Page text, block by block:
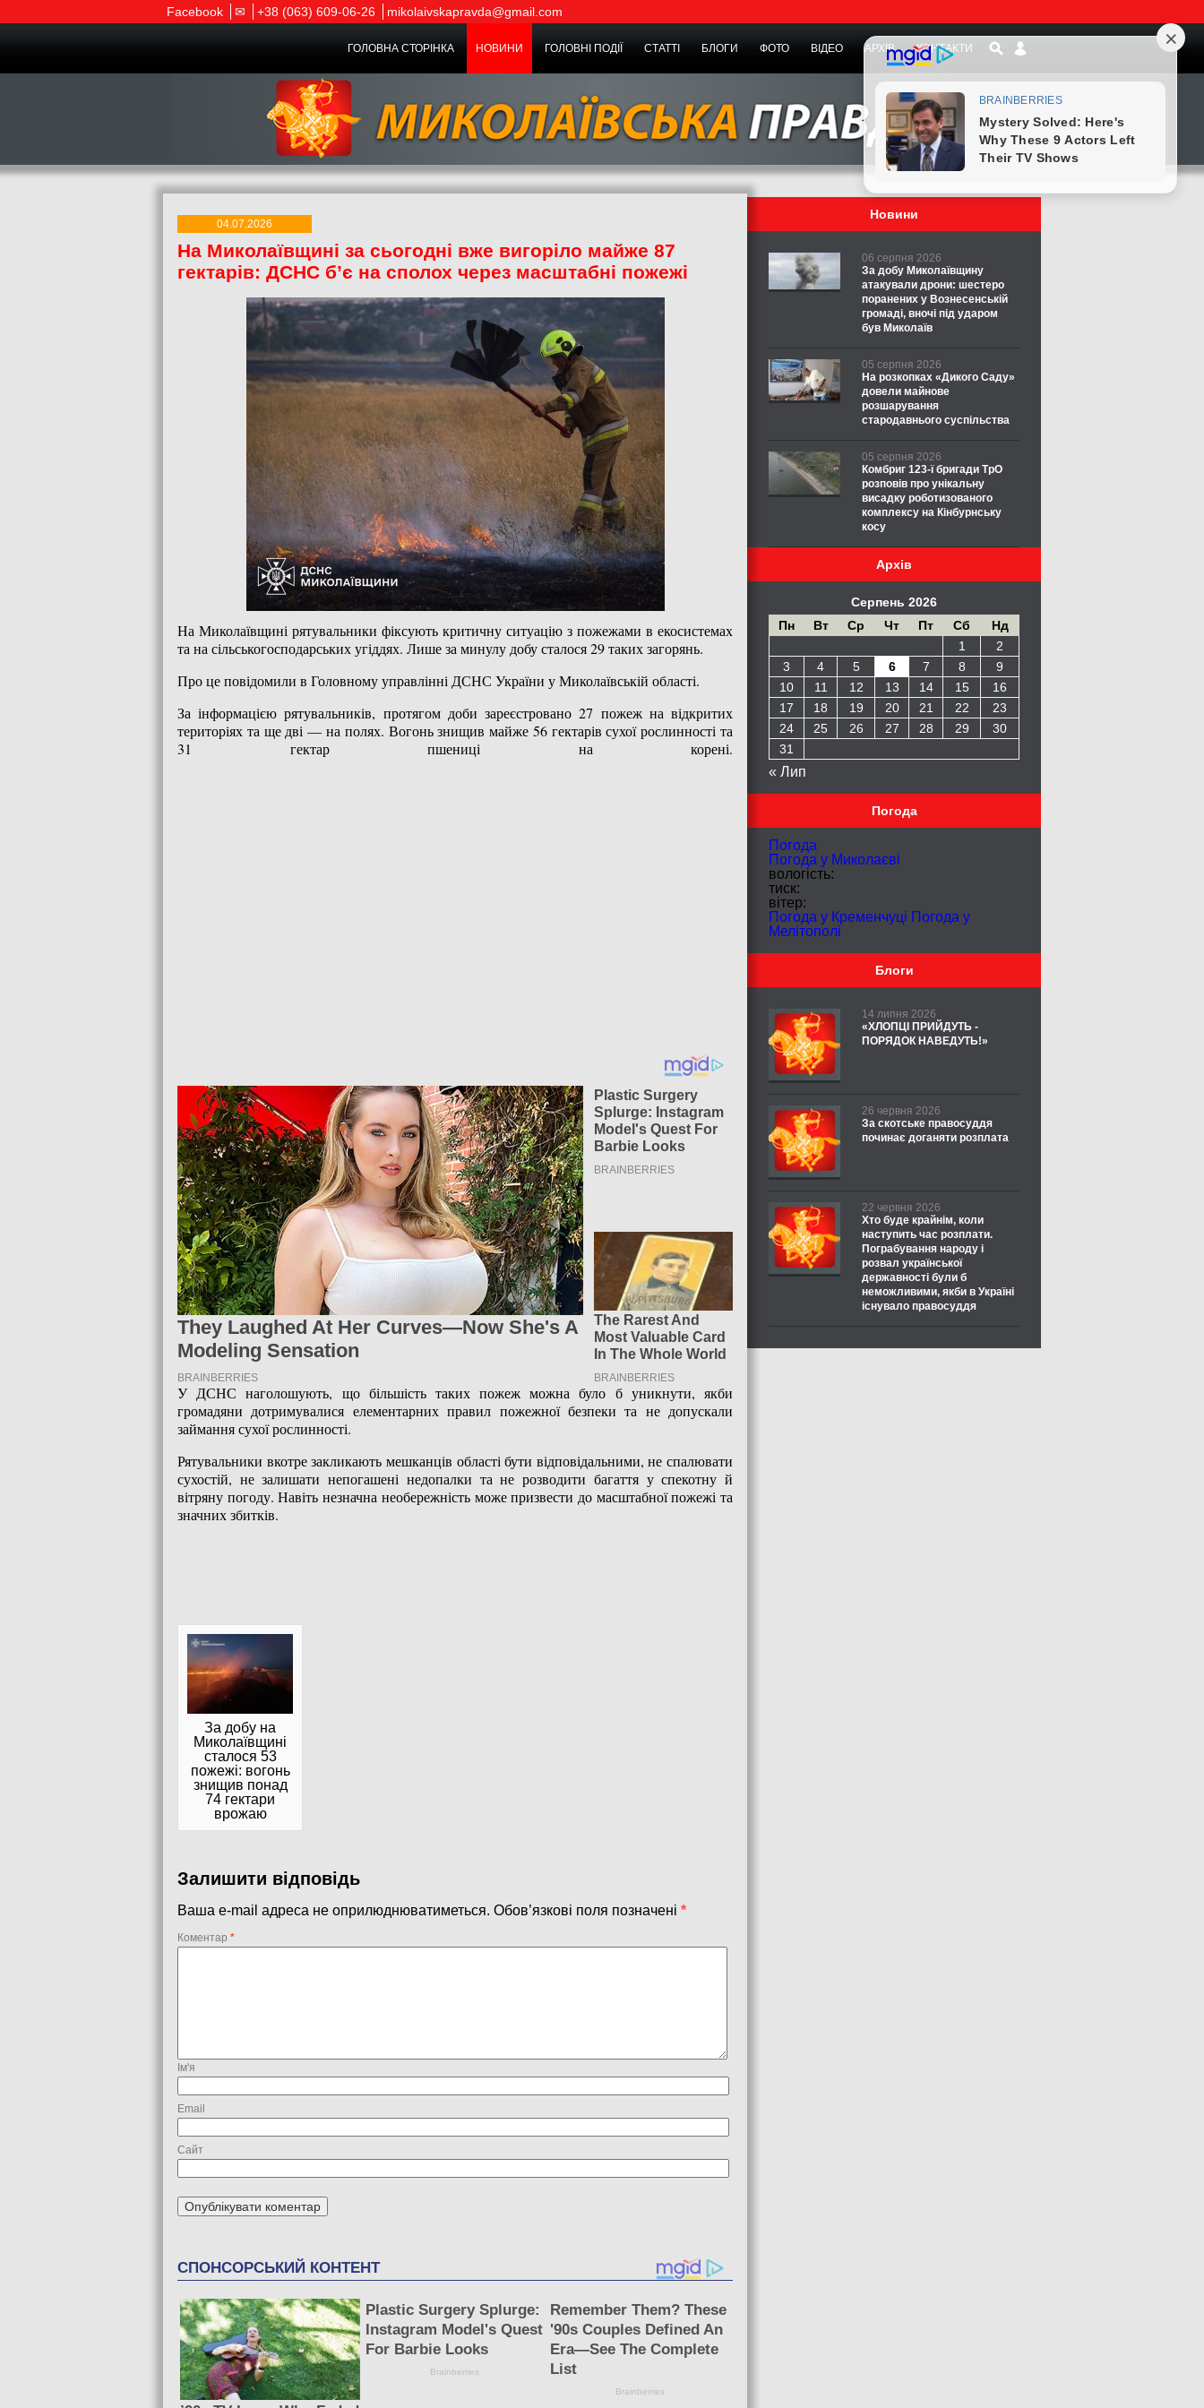
Facebook ✉ +38 (063) 609-06-26 mikolaivskapravda@gmail.com
ГОЛОВНА СТОРІНКА НОВИНИ ГОЛОВНІ ПОДІЇ СТАТТІ БЛОГИ ФОТО ВІДЕО АРХІВ КОНТАКТИ
04.07.2026
На Миколаївщині за сьогодні вже вигоріло майже 87
гектарів: ДСНС б’є на сполох через масштабні пожежі
На Миколаївщині рятувальники фіксують критичну ситуацію з пожежами в екосистемах
та на сільськогосподарських угіддях. Лише за минулу добу сталося 29 таких загорянь.
Про це повідомили в Головному управлінні ДСНС України у Миколаївській області.
За інформацією рятувальників, протягом доби зареєстровано 27 пожеж на відкритих
територіях та ще дві — на полях. Вогонь знищив майже 56 гектарів сухої рослинності та
31 гектар пшениці на корені.
У ДСНС наголошують, що більшість таких пожеж можна було б уникнути, якби
громадяни дотримувалися елементарних правил пожежної безпеки та не допускали
займання сухої рослинності.
Рятувальники вкотре закликають мешканців області бути відповідальними, не спалювати
сухостій, не залишати непогашені недопалки та не розводити багаття у спекотну й
вітряну погоду. Навіть незначна необережність може призвести до масштабної пожежі та
значних збитків.
За добу на
Миколаївщині
сталося 53
пожежі: вогонь
знищив понад
74 гектари
врожаю
Залишити відповідь
Ваша e-mail адреса не оприлюднюватиметься. Обов’язкові поля позначені *
Коментар *
Ім'я
Email
Сайт
Новини
06 серпня 2026
За добу Миколаївщину
атакували дрони: шестеро
поранених у Вознесенській
громаді, вночі під ударом
був Миколаїв
05 серпня 2026
На розкопках «Дикого Саду»
довели майнове
розшарування
стародавнього суспільства
05 серпня 2026
Комбриг 123-ї бригади ТрО
розповів про унікальну
висадку роботизованого
комплексу на Кінбурнську
косу
Архів
Серпень 2026
Пн
Вт Ср Чт Пт Сб
Нд
1
2
3
4 5 6 7 8
9
10
11 12 13 14 15
16
17
18 19 20 21 22
23
24
25 26 27 28 29
30
31
« Лип
Погода
Погода
Погода у Миколаєві
вологість:
тиск:
вітер:
Погода у Кременчуці Погода у
Мелітополі
Блоги
14 липня 2026
«ХЛОПЦІ ПРИЙДУТЬ -
ПОРЯДОК НАВЕДУТЬ!»
26 червня 2026
За скотське правосуддя
починає доганяти розплата
22 червня 2026
Хто буде крайнім, коли
наступить час розплати.
Пограбування народу і
розвал української
державності були б
неможливими, якби в Україні
існувало правосуддя